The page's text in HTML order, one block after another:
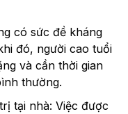
có sức đề kháng
đó, người cao tuổi
và cần thời gian
thường.
tại nhà: Việc được